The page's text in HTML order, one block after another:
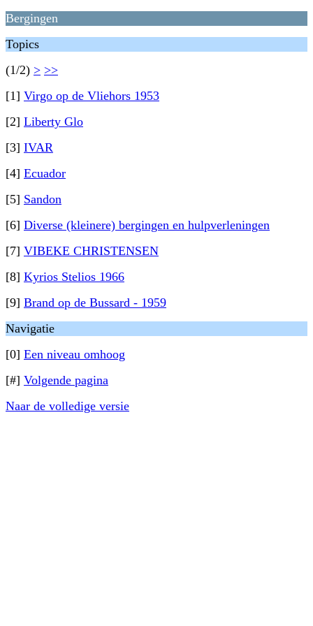
Bergingen
Topics
(1/2) > >>
[1] Virgo op de Vliehors 1953
[2] Liberty Glo
[3] IVAR
[4] Ecuador
[5] Sandon
[6] Diverse (kleinere) bergingen en hulpverleningen
[7] VIBEKE CHRISTENSEN
[8] Kyrios Stelios 1966
[9] Brand op de Bussard - 1959
Navigatie
[0] Een niveau omhoog
[#] Volgende pagina
Naar de volledige versie